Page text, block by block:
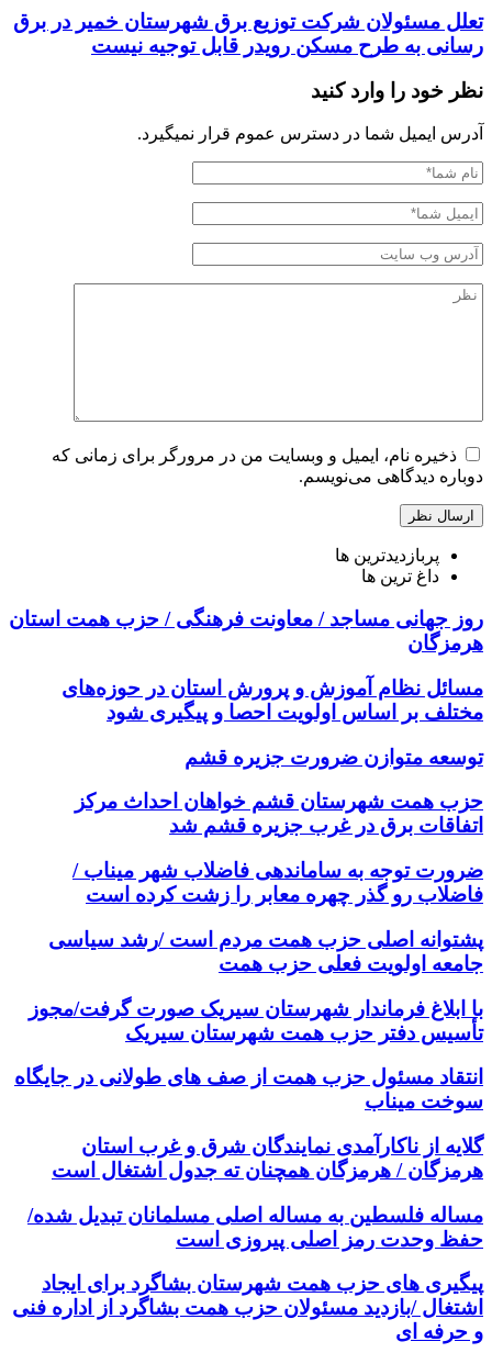
تعلل مسئولان شرکت توزیع برق شهرستان خمیر در برق
رسانی به طرح مسکن رویدر قابل توجیه نیست
نظر خود را وارد کنید
آدرس ایمیل شما در دسترس عموم قرار نمیگیرد.
ذخیره نام، ایمیل و وبسایت من در مرورگر برای زمانی که
دوباره دیدگاهی می‌نویسم.
پربازدیدترین ها
داغ ترین ها
روز جهانی مساجد / معاونت فرهنگی / حزب همت استان
هرمزگان
مسائل نظام آموزش و پرورش استان در حوزه‌های
مختلف بر اساس اولویت احصا و پیگیری شود
توسعه متوازن ضرورت جزیره قشم
حزب همت شهرستان قشم خواهان احداث مرکز
اتفاقات برق در غرب جزیره قشم شد
ضرورت توجه به ساماندهی فاضلاب شهر میناب /
فاضلاب رو گذر چهره معابر را زشت کرده است
پشتوانه اصلی حزب همت مردم است /رشد سیاسی
جامعه اولویت فعلی حزب همت
با ابلاغ فرماندار شهرستان سیریک صورت گرفت/مجوز
تأسیس دفتر حزب همت شهرستان سیریک
انتقاد مسئول حزب همت از صف های طولانی در جایگاه
سوخت میناب
گلایه از ناکارآمدی نمایندگان شرق و غرب استان
هرمزگان / هرمزگان همچنان ته جدول اشتغال است
مساله فلسطین به مساله اصلی مسلمانان تبدیل شده/
حفظ وحدت رمز اصلی پیروزی است
پیگیری های حزب همت شهرستان بشاگرد برای ایجاد
اشتغال /بازدید مسئولان حزب همت بشاگرد از اداره فنی
و حرفه ای